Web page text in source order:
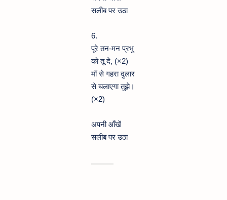
सलीब पर उठा
6.
पूरे तन-मन प्रभु
को तू दे, (×2)
माँ से गहरा दुलार
से चलाएगा तुझे।
(×2)
अपनी आँखें
सलीब पर उठा